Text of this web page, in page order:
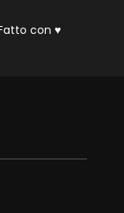
con ♥